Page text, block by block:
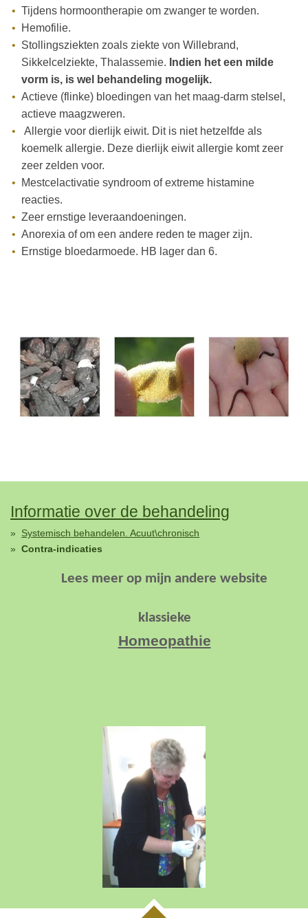
Tijdens hormoontherapie om zwanger te worden.
Hemofilie.
Stollingsziekten zoals ziekte von Willebrand,
Sikkelcelziekte, Thalassemie. Indien het een milde
vorm is, is wel behandeling mogelijk.
Actieve (flinke) bloedingen van het maag-darm stelsel,
actieve maagzweren.
Allergie voor dierlijk eiwit. Dit is niet hetzelfde als
koemelk allergie. Deze dierlijk eiwit allergie komt zeer
zeer zelden voor.
Mestcelactivatie syndroom of extreme histamine
reacties.
Zeer ernstige leveraandoeningen.
Anorexia of om een andere reden te mager zijn.
Ernstige bloedarmoede. HB lager dan 6.
Informatie over de behandeling
Systemisch behandelen. Acuut\chronisch
Contra-indicaties
Lees meer op mijn andere website
klassieke
Homeopathie